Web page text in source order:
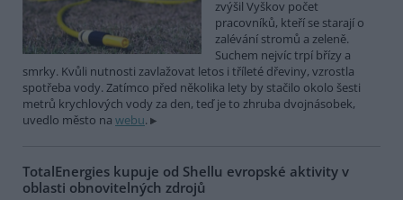
zvýšil Vyškov počet
pracovníků, kteří se starají o
zalévání stromů a zeleně.
Suchem nejvíc trpí břízy a
smrky. Kvůli nutnosti zavlažovat letos i tříleté dřeviny, vzrostla
spotřeba vody. Zatímco před několika lety by stačilo okolo šesti
metrů krychlových vody za den, teď je to zhruba dvojnásobek,
uvedlo město na webu.
TotalEnergies kupuje od Shellu evropské aktivity v
oblasti obnovitelných zdrojů